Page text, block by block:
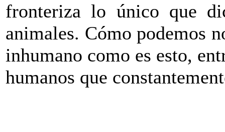
fronteriza lo único que
animales. Cómo podemos
inhumano como es esto,
humanos que